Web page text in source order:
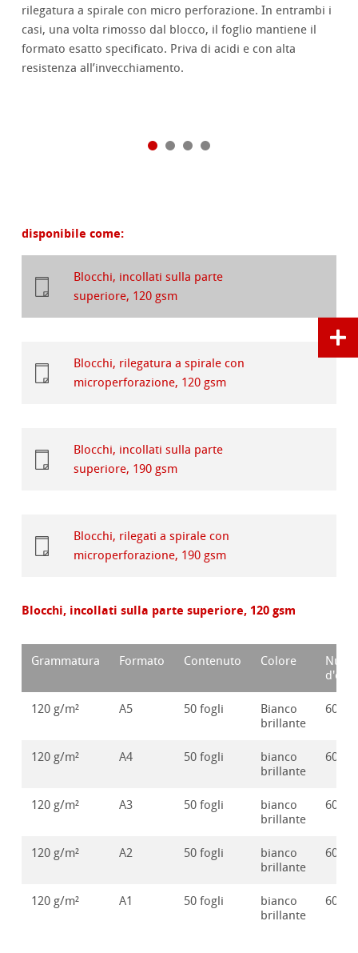
rilegatura a spirale con micro perforazione. In entrambi i
casi, una volta rimosso dal blocco, il foglio mantiene il
formato esatto specificato. Priva di acidi e con alta
resistenza all’invecchiamento.
disponibile come:
Blocchi, incollati sulla parte
superiore, 120 gsm
Blocchi, rilegatura a spirale con
microperforazione, 120 gsm
Blocchi, incollati sulla parte
superiore, 190 gsm
Blocchi, rilegati a spirale con
microperforazione, 190 gsm
Blocchi, incollati sulla parte superiore, 120 gsm
Grammatura Formato Contenuto Colore
120 g/m² A5 50 fogli
Bianco
brillante
120 g/m² A4 50 fogli
bianco
brillante
120 g/m² A3 50 fogli
bianco
brillante
120 g/m² A2 50 fogli
bianco
brillante
120 g/m² A1 50 fogli
bianco
brillante